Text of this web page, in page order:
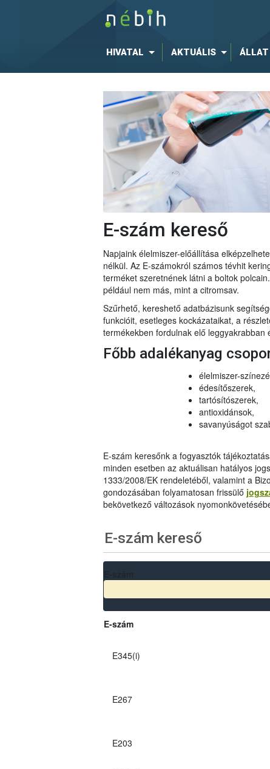
HIVATAL AKTUÁLIS ÁLLAT
E-szám kereső
Napjaink élelmiszer-előállítása
nélkül. Az E-számokról számos tévhit
terméket szeretnének látni a boltok
például nem más, mint a citromsav.
Szűrhető, kereshető adatbázisunk
funkcióit, esetleges kockázataikat, a
termékekben fordulnak elő leggyakrabban
Főbb adalékanyag
élelmiszer-
édesítőszerek,
tartósítószerek,
antioxidánsok,
savanyúságot
E-szám keresőnk a fogyasztók
minden esetben az aktuálisan hatályos
1333/2008/EK rendeletéből, valamint a
gondozásában folyamatosan frissülő
bekövetkező változások
E-szám kereső
E-szám
E345(i)
E267
E203